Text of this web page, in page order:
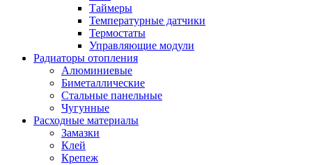
Таймеры
Температурные датчики
Термостаты
Управляющие модули
Радиаторы отопления
Алюминиевые
Биметаллические
Стальные панельные
Чугунные
Расходные материалы
Замазки
Клей
Крепеж